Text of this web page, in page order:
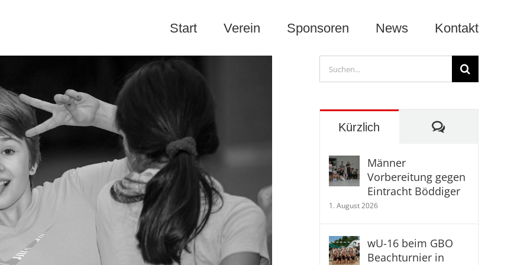
Start Verein Sponsoren News Kontakt
Suche
nach:
Kürzlich Kommentare
Männer
Vorbereitung gegen
Eintracht Böddiger
1. August 2026
wU-16 beim GBO
Beachturnier in